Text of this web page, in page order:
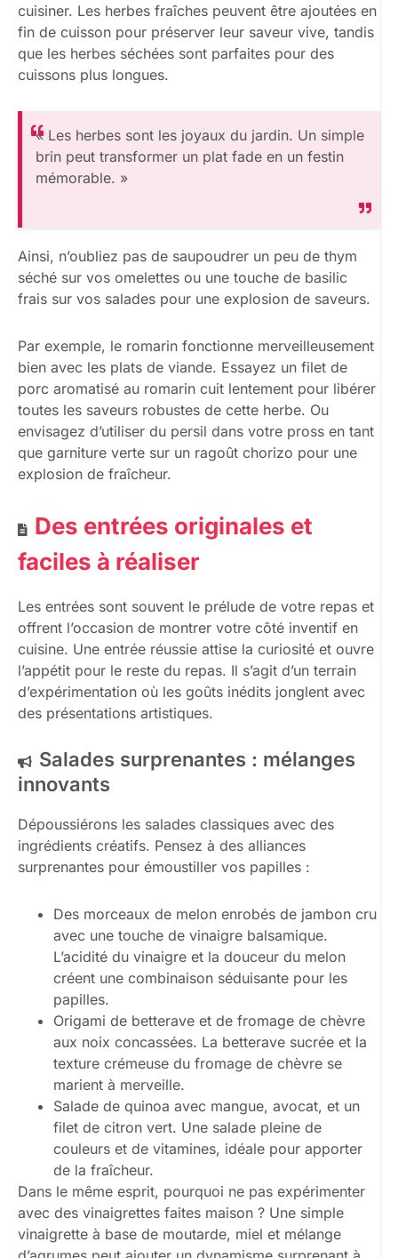
cuisiner. Les herbes fraîches peuvent être ajoutées en
fin de cuisson pour préserver leur saveur vive, tandis
que les herbes séchées sont parfaites pour des
cuissons plus longues.
« Les herbes sont les joyaux du jardin. Un simple
brin peut transformer un plat fade en un festin
mémorable. »
Ainsi, n’oubliez pas de saupoudrer un peu de thym
séché sur vos omelettes ou une touche de basilic
frais sur vos salades pour une explosion de saveurs.
Par exemple, le romarin fonctionne merveilleusement
bien avec les plats de viande. Essayez un filet de
porc aromatisé au romarin cuit lentement pour libérer
toutes les saveurs robustes de cette herbe. Ou
envisagez d’utiliser du persil dans votre pross en tant
que garniture verte sur un ragoût chorizo pour une
explosion de fraîcheur.
Des entrées originales et
faciles à réaliser
Les entrées sont souvent le prélude de votre repas et
offrent l’occasion de montrer votre côté inventif en
cuisine. Une entrée réussie attise la curiosité et ouvre
l’appétit pour le reste du repas. Il s’agit d’un terrain
d’expérimentation où les goûts inédits jonglent avec
des présentations artistiques.
Salades surprenantes : mélanges
innovants
Dépoussiérons les salades classiques avec des
ingrédients créatifs. Pensez à des alliances
surprenantes pour émoustiller vos papilles :
Des morceaux de melon enrobés de jambon cru
avec une touche de vinaigre balsamique.
L’acidité du vinaigre et la douceur du melon
créent une combinaison séduisante pour les
papilles.
Origami de betterave et de fromage de chèvre
aux noix concassées. La betterave sucrée et la
texture crémeuse du fromage de chèvre se
marient à merveille.
Salade de quinoa avec mangue, avocat, et un
filet de citron vert. Une salade pleine de
couleurs et de vitamines, idéale pour apporter
de la fraîcheur.
Dans le même esprit, pourquoi ne pas expérimenter
avec des vinaigrettes faites maison ? Une simple
vinaigrette à base de moutarde, miel et mélange